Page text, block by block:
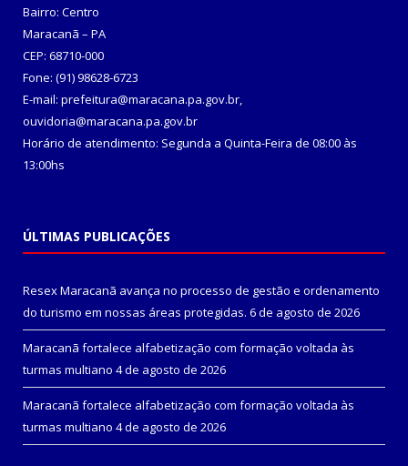
Bairro: Centro
Maracanã – PA
CEP: 68710-000
Fone: (91) 98628-6723
E-mail: prefeitura@maracana.pa.gov.br,
ouvidoria@maracana.pa.gov.br
Horário de atendimento: Segunda a Quinta-Feira de 08:00 às
13:00hs
ÚLTIMAS PUBLICAÇÕES
Resex Maracanã avança no processo de gestão e ordenamento
do turismo em nossas áreas protegidas. 6 de agosto de 2026
Maracanã fortalece alfabetização com formação voltada às
turmas multiano 4 de agosto de 2026
Maracanã fortalece alfabetização com formação voltada às
turmas multiano 4 de agosto de 2026